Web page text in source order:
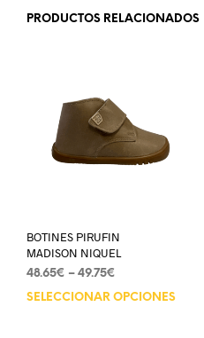
PRODUCTOS RELACIONADOS
BOTINES PIRUFIN
MADISON NIQUEL
48.65€ – 49.75€
SELECCIONAR OPCIONES